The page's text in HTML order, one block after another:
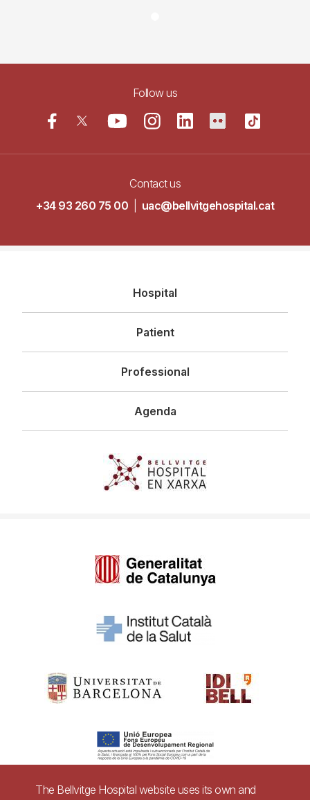
Follow us
Contact us
+34 93 260 75 00
uac@bellvitgehospital.cat
principal
Hospital
Patient
Professional
Agenda
The Bellvitge Hospital website uses its own and